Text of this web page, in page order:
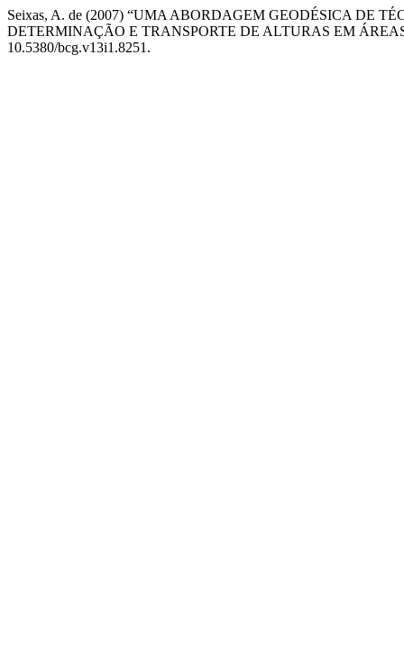
Seixas, A. de (2007) “UMA ABORDAGEM GEODÉSICA DE
DETERMINAÇÃO E TRANSPORTE DE ALTURAS EM
10.5380/bcg.v13i1.8251.